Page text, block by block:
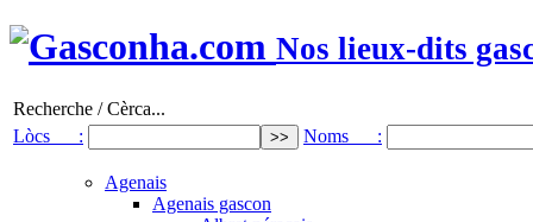
Nos lieux-dits
Recherche / Cèrca...
Lòcs :
Noms :
Agenais
Agenais gascon